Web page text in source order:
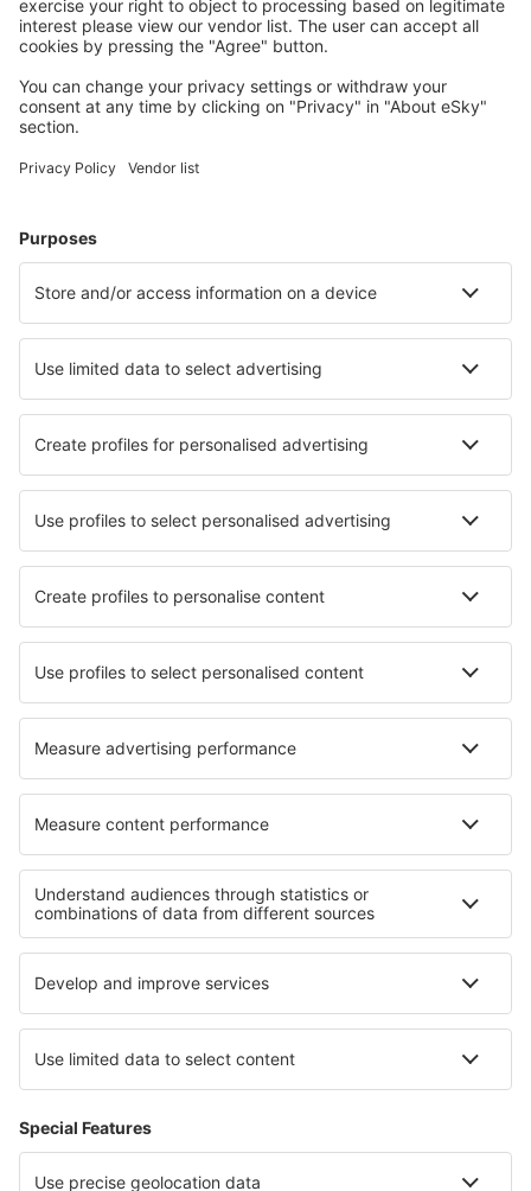
Lomamatkat
Majoitus
Lento+Hotelli
Hotellit
Kuljetukset
Lue lisää
Lentoyhtiöt
FlexFlight
Lufthansa
Wizz Air
Norwegian
KLM
SAS
Turkish Airlines
Air Baltic
Tietoa eSkysta
Sopimusehdot
Omat varaukset
Tietosuojakäytäntö
Tuki ja yhteystiedot
Yksityisyys
Maat